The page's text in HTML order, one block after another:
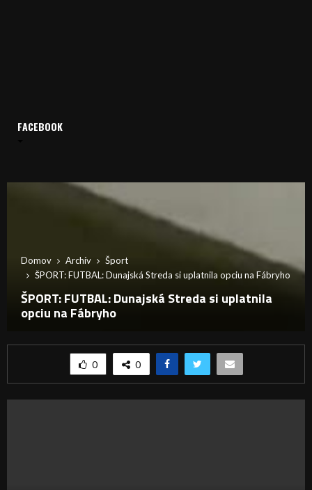
Domov Archív
Šport
ŠPORT: FUTBAL: Dunajská Streda si uplatnila opciu na Fábryho
ŠPORT: FUTBAL: Dunajská Streda si uplatnila
opciu na Fábryho
0 0
FACEBOOK